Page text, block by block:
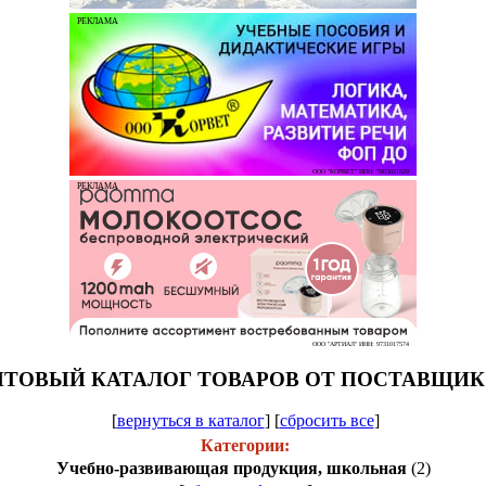
РЕКЛАМА
ООО "КОРВЕТ" ИНН: 7803021829
РЕКЛАМА
ООО "АРТИАЛ" ИНН: 9731017574
КАТАЛОГ ТОВАРОВ ОТ
[вернуться в каталог] [сбросить все]
Категории:
Учебно-развивающая продукция, школьная (2)